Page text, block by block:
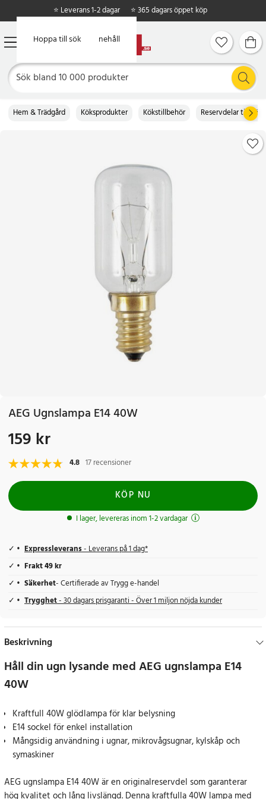
Hoppa till huvudinnehåll
Hoppa till sök
⭐ Leverans 1-2 dagar ⭐ 365 dagars öppet köp
Hem & Trädgård Köksprodukter Kökstillbehör Reservdelar till
AEG Ugnslampa E14 40W
Pris:159 kr
159 kr
4.8 17 recensioner
KÖP NU
I lager, levereras inom 1-2 vardagar
Expressleverans- Leverans på 1 dag*
Frakt 49 kr
Säkerhet- Certifierade av Trygg e-handel
Trygghet- 30 dagars prisgaranti - Över 1 miljon nöjda kunder
Beskrivning
Håll din ugn lysande med AEG ugnslampa E14
40W
Kraftfull 40W glödlampa för klar belysning
E14 sockel för enkel installation
Mångsidig användning i ugnar, mikrovågsugnar, kylskåp och
symaskiner
AEG ugnslampa E14 40W är en originalreservdel som garanterar
hög kvalitet och lång livslängd. Denna kraftfulla 40W lampa med